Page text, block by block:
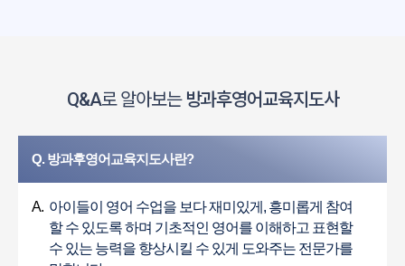
Q&A로 알아보는 방과후영어교육지도사
Q. 방과후영어교육지도사란?
A. 아이들이 영어 수업을 보다 재미있게, 흥미롭게 참여
할 수 있도록 하며 기초적인 영어를 이해하고 표현할
수 있는 능력을 향상시킬 수 있게 도와주는 전문가를